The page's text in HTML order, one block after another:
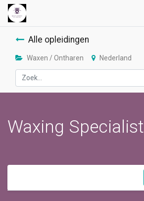
Alle opleidingen
Waxen / Ontharen Nederland
Waxing Specialist